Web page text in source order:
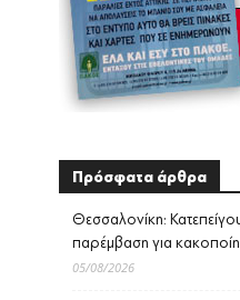
Πρόσφατα άρθρα
Θεσσαλονίκη:
παρέμβαση για
05/08/2026